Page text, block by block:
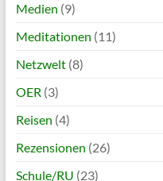
Medien (9)
Meditationen (11)
Netzwelt(8)
OER (3)
Reisen (4)
Rezensionen (26)
Schule/RU (23)